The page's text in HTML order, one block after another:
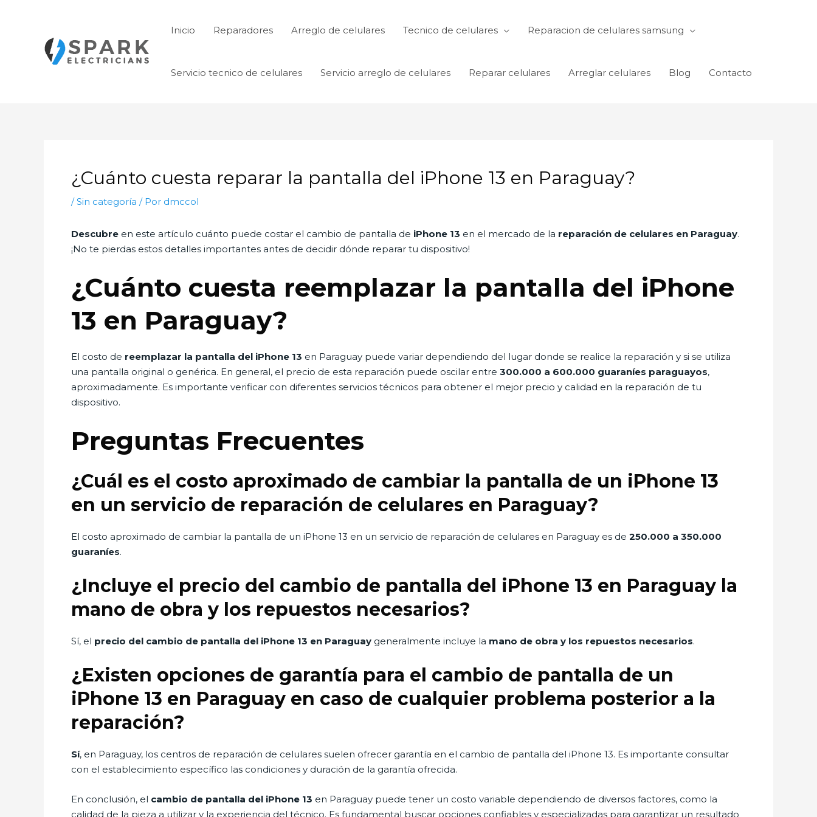
Inicio Reparadores Arreglo de celulares Tecnico de celulares Reparacion de celulares samsung
Servicio tecnico de celulares Servicio arreglo de celulares Reparar celulares Arreglar celulares Blog Contacto
¿Cuánto cuesta reparar la pantalla del iPhone 13 en Paraguay?
/Sin categoría / Por dmccol
Descubre en este artículo cuánto puede costar el cambio de pantalla de iPhone 13 en el mercado de la reparación de celulares en Paraguay.
¡No te pierdas estos detalles importantes antes de decidir dónde reparar tu dispositivo!
¿Cuánto cuesta reemplazar la pantalla del iPhone
13 en Paraguay?
El costo de reemplazar la pantalla del iPhone 13 en Paraguay puede variar dependiendo del lugar donde se realice la reparación y si se utiliza
una pantalla original o genérica. En general, el precio de esta reparación puede oscilar entre 300.000 a 600.000 guaraníes paraguayos,
aproximadamente. Es importante verificar con diferentes servicios técnicos para obtener el mejor precio y calidad en la reparación de tu
dispositivo.
Preguntas Frecuentes
¿Cuál es el costo aproximado de cambiar la pantalla de un iPhone 13
en un servicio de reparación de celulares en Paraguay?
El costo aproximado de cambiar la pantalla de un iPhone 13 en un servicio de reparación de celulares en Paraguay es de 250.000 a 350.000
guaraníes.
¿Incluye el precio del cambio de pantalla del iPhone 13 en Paraguay la
mano de obra y los repuestos necesarios?
Sí, el precio del cambio de pantalla del iPhone 13 en Paraguay generalmente incluye la mano de obra y los repuestos necesarios.
¿Existen opciones de garantía para el cambio de pantalla de un
iPhone 13 en Paraguay en caso de cualquier problema posterior a la
reparación?
Sí, en Paraguay, los centros de reparación de celulares suelen ofrecer garantía en el cambio de pantalla del iPhone 13. Es importante consultar
con el establecimiento específico las condiciones y duración de la garantía ofrecida.
En conclusión, el cambio de pantalla del iPhone 13 en Paraguay puede tener un costo variable dependiendo de diversos factores, como la
calidad de la pieza a utilizar y la experiencia del técnico. Es fundamental buscar opciones confiables y especializadas para garantizar un resultado